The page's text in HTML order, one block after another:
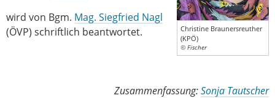
Christine Braunersreuther
(KPÖ)
© Fischer
wird von Bgm. Mag. Siegfried Nagl
(ÖVP) schriftlich beantwortet.
Zusammenfassung:Sonja Tautscher